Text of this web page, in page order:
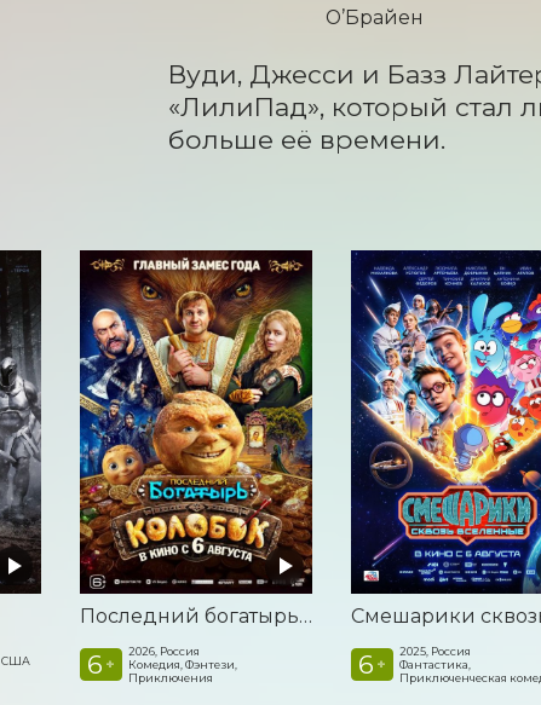
О’Брайен
Вуди, Джесси и Базз
«ЛилиПад», который стал
больше её времени.
США
Последний богатырь. Колобок
6 +
2026, Россия
Комедия, Фэнтези,
Приключения
6 +
2025, Россия
Фантастика,
Приключенческая